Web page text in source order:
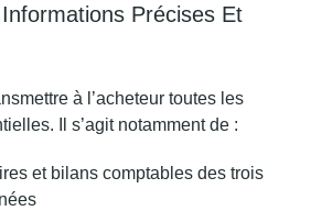
Précises Et
à l’acheteur toutes les
Il s’agit notamment de :
et bilans comptables des trois